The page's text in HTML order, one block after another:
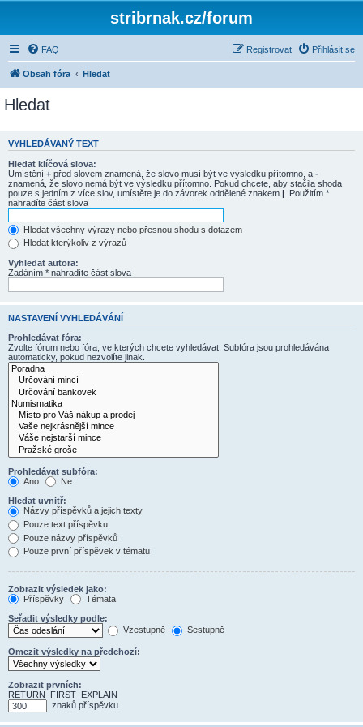
stribrnak.cz/forum
FAQ Přihlásit se
Registrovat
Obsah fóra Hledat
Hledat
VYHLEDÁVANÝ TEXT
Hledat klíčová slova:
Umístění + před slovem znamená, že slovo musí být ve výsledku přítomno, a -
znamená, že slovo nemá být ve výsledku přítomno. Pokud chcete, aby stačila shoda
pouze s jedním z více slov, umístěte je do závorek oddělené znakem | . Použitím *
nahradíte část slova
Hledat všechny výrazy nebo přesnou shodu s dotazem
Hledat kterýkoliv z výrazů
Vyhledat autora:
Zadáním * nahradíte část slova
NASTAVENÍ VYHLEDÁVÁNÍ
Prohledávat fóra:
Zvolte fórum nebo fóra, ve kterých chcete vyhledávat. Subfóra jsou prohledávána
automaticky, pokud nezvolíte jinak.
Prohledávat subfóra:
Ano
Ne
Hledat uvnitř:
Názvy příspěvků a jejich texty
Pouze text příspěvku
Pouze názvy příspěvků
Pouze první příspěvek v tématu
Zobrazit výsledek jako:
Příspěvky
Témata
Seřadit výsledky podle:
Vzestupně
Sestupně
Omezit výsledky na předchozí:
Zobrazit prvních:
RETURN_FIRST_EXPLAIN
znaků příspěvku